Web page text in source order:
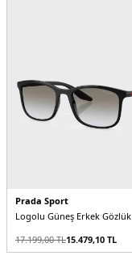
Prada Sport
Logolu Güneş Erkek Gözlük
17.199,00TL15.479,10 TL